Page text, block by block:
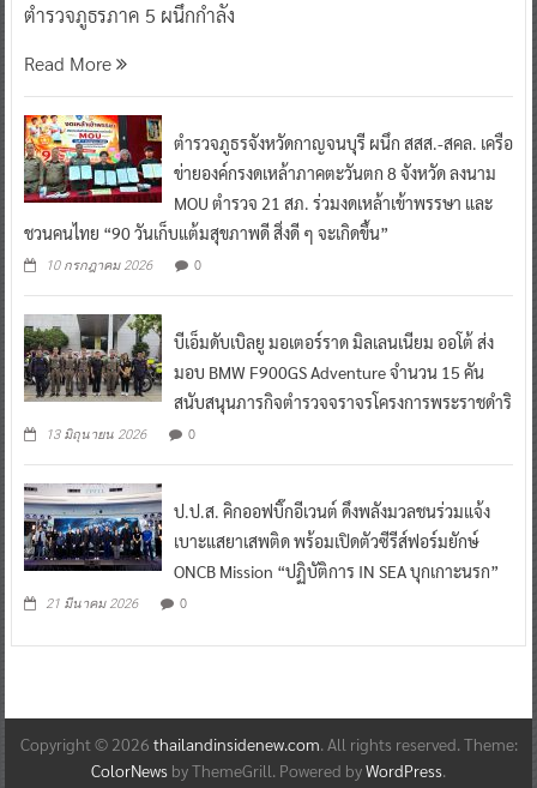
ตำรวจภูธรภาค 5 ผนึกกำลัง
Read More
ตำรวจภูธรจังหวัดกาญจนบุรี ผนึก สสส.-สคล. เครือ
ข่ายองค์กรงดเหล้าภาคตะวันตก 8 จังหวัด ลงนาม
MOU ตำรวจ 21 สภ. ร่วมงดเหล้าเข้าพรรษา และ
ชวนคนไทย “90 วันเก็บแต้มสุขภาพดี สิ่งดี ๆ จะเกิดขึ้น”
10 กรกฎาคม 2026 0
บีเอ็มดับเบิลยู มอเตอร์ราด มิลเลนเนียม ออโต้ ส่ง
มอบ BMW F900GS Adventure จำนวน 15 คัน
สนับสนุนภารกิจตำรวจจราจรโครงการพระราชดำริ
13 มิถุนายน 2026 0
ป.ป.ส. คิกออฟบิ๊กอีเวนต์ ดึงพลังมวลชนร่วมแจ้ง
เบาะแสยาเสพติด พร้อมเปิดตัวซีรีส์ฟอร์มยักษ์
ONCB Mission “ปฏิบัติการ IN SEA บุกเกาะนรก”
21 มีนาคม 2026 0
Copyright © 2026 thailandinsidenew.com. All rights reserved. Theme:
ColorNews by ThemeGrill. Powered byWordPress.